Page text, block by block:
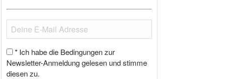
* Ich habe die Bedingungen zur
Newsletter-Anmeldung gelesen und stimme
diesen zu.